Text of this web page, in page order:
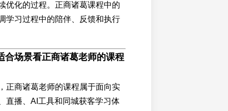
优化的过程。正商诸葛课程中的
学习过程中的陪伴、反馈和执行
合场景看正商诸葛老师的课程
正商诸葛老师的课程属于面向实
直播、AI工具和同城获客学习体